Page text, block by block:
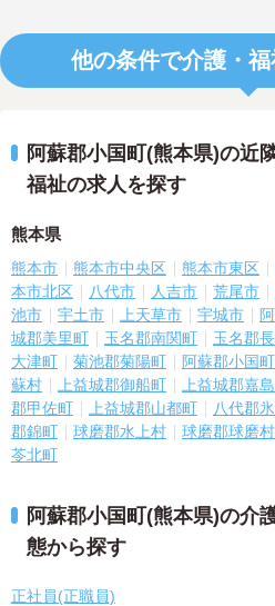
他の条件で介護・
阿蘇郡小国町(熊本県)の近
福祉の求人を探す
熊本県
熊本市 熊本市中央区 熊本市東区
本市北区
八代市 人吉市 荒尾市
池市
宇土市 上天草市 宇城市
城郡美里町
玉名郡南関町 玉名郡
大津町
菊池郡菊陽町 阿蘇郡小国町
蘇村
上益城郡御船町 上益城郡嘉
郡甲佐町
上益城郡山都町 八代郡
郡錦町
球磨郡水上村 球磨郡球磨村
苓北町
阿蘇郡小国町(熊本県)の介
態から探す
正社員(正職員)